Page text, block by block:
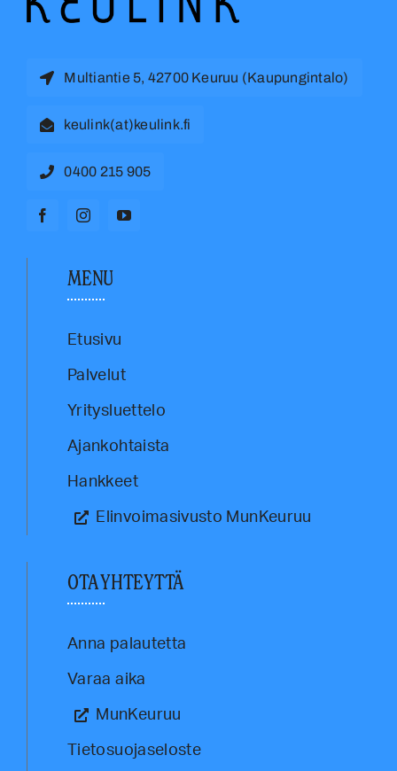
Multiantie 5, 42700 Keuruu (Kaupungintalo)
keulink(at)keulink.fi
0400 215 905
MENU
Etusivu
Palvelut
Yritysluettelo
Ajankohtaista
Hankkeet
Elinvoimasivusto MunKeuruu
OTA YHTEYTTÄ
Anna palautetta
Varaa aika
MunKeuruu
Tietosuojaseloste